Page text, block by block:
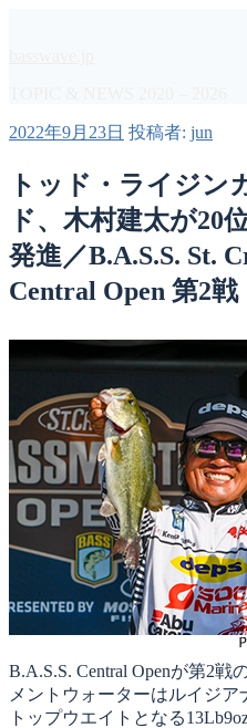
へ
キ
ッ
プ
投
日:
2022年9月23日 投稿者: jun
トッド・ライジン
ド、木村建太が20
発進／B.A.S.S. St.
Central Open 第2戦
B.A.S.S. Central Openが第2
メントウォーターはルイジ
トップウエイトとなる